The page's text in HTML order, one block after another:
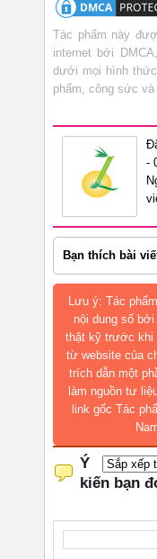
Tác phẩm này
internet bởi
dưới mọi hình
phẩm, công sức
-
Bạn thích bài
Lưu ý: Tác
nội dung số
thật kỹ trước khi
từ website của
trích dẫn một
làm nguồn tư
link gốc Tác